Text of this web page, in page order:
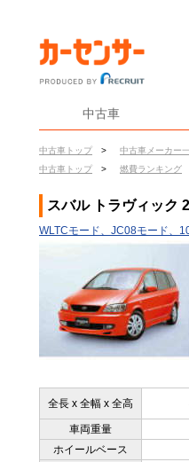
中古車
中古車トップ > 中古車メーカー
中古車トップ
> 燃費ランキング
スバル トラヴィック
WLTCモード、JC08モード、
全長 x 全幅 x 全高
車両重量
ホイールベース